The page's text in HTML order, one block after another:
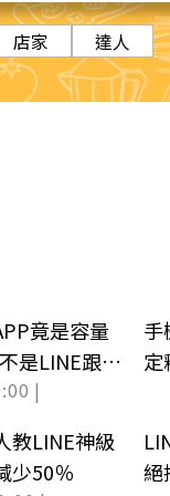
店家 達人
竟是容量
是LINE跟相
|
手
定
教LINE神級
少50％
絕